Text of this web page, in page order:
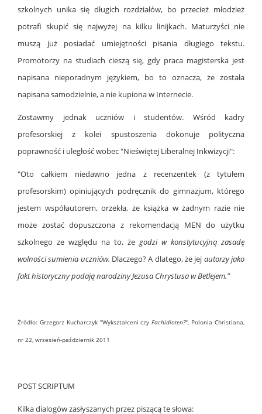
szkolnych unika się długich rozdziałów, bo przecież młodzież
potrafi skupić się najwyżej na kilku linijkach. Maturzyści nie
muszą już posiadać umiejętności pisania długiego tekstu.
Promotorzy na studiach cieszą się, gdy praca magisterska jest
napisana nieporadnym językiem, bo to oznacza, że została
napisana samodzielnie, a nie kupiona w Internecie.
Zostawmy jednak uczniów i studentów. Wśród kadry
profesorskiej z kolei spustoszenia dokonuje polityczna
poprawność i uległość wobec"Nieświętej Liberalnej Inkwizycji":
"Oto całkiem niedawno jedna z recenzentek (z tytułem
profesorskim) opiniujących podręcznik do gimnazjum, którego
jestem współautorem, orzekła, że książka w żadnym razie nie
może zostać dopuszczona z rekomendacją MEN do użytku
szkolnego ze względu na to, że godzi w konstytucyjną zasadę
wolności sumienia uczniów. Dlaczego? A dlatego, że jej autorzy jako
fakt historyczny podają narodziny Jezusa Chrystusa w Betlejem."
Żródło: Grzegorz Kucharczyk "Wykształceni czyFachidioten?", Polonia Christiana,
nr 22, wrzesień-październik 2011
POST SCRIPTUM
Kilka dialogów zasłyszanych przez piszącą te słowa: